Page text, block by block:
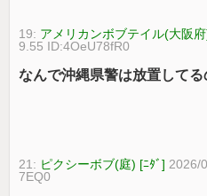
19: アメリカンボブテイル(大阪
9.55 ID:4OeU78fR0
なんで沖縄県警は放置してる
21: ピクシーボブ(庭) [ﾆﾀﾞ] 2026/
7EQ0